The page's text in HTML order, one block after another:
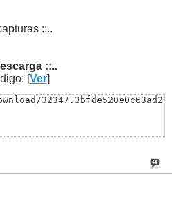
::..
::..
[Ver]